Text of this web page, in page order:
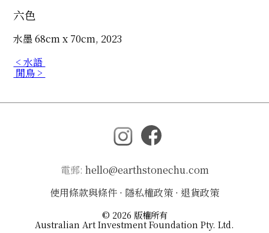
六色
水墨 68cm x 70cm, 2023
< 水語
閒鳥 >
電郵: hello@earthstonechu.com
使用條款與條件 · 隱私權政策 · 退貨政策
© 2026 版權所有
Australian Art Investment Foundation Pty. Ltd.